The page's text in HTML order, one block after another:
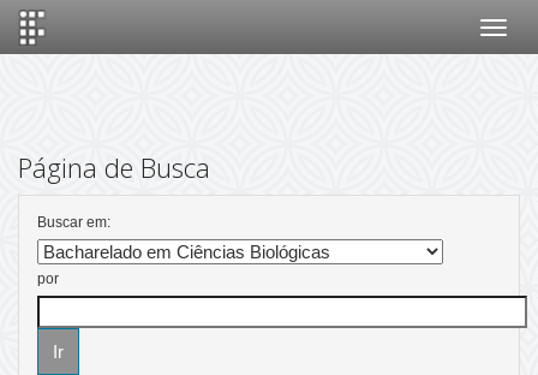
Página de Busca
Buscar em:
por